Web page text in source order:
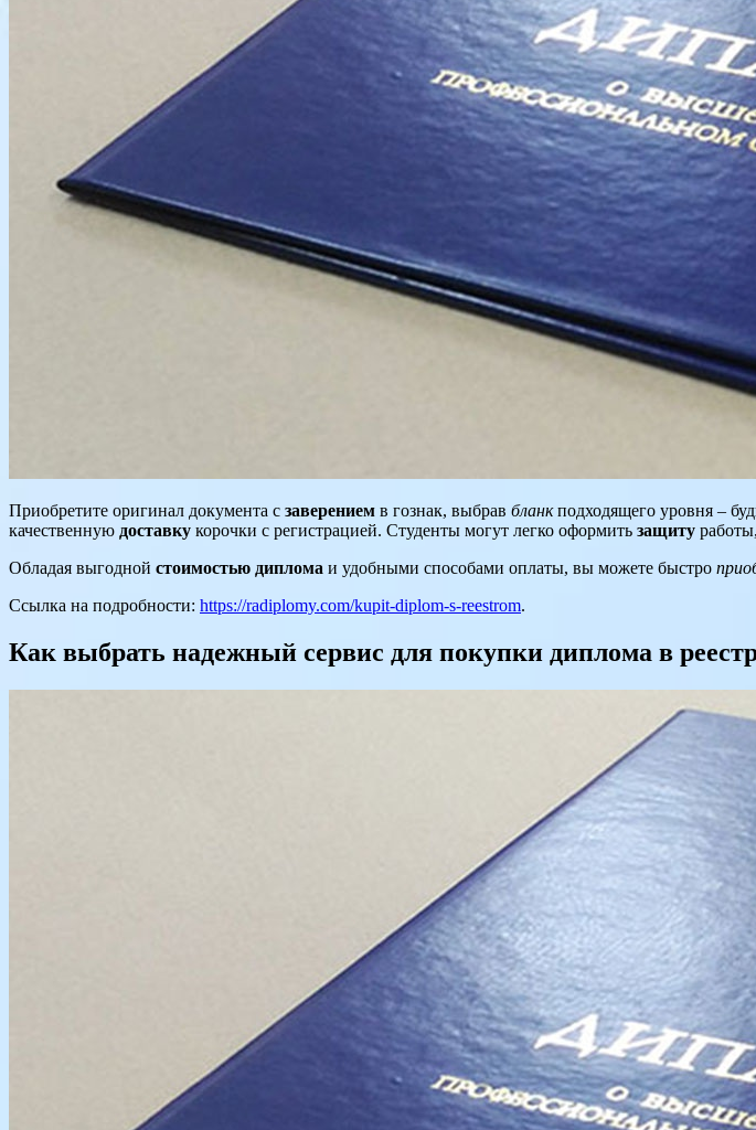
Приобретите оригинал документа с заверением в гознак, выбрав бланкподходящего уровня –
качественную доставку корочки с регистрацией. Студенты могут легко оформить защиту
Обладая выгодной стоимостью диплома и удобными способами оплаты, вы можете быстро
Ссылка на подробности: https://radiplomy.com/kupit-diplom-s-reestrom.
Как выбрать надежный сервис для покупки диплома в